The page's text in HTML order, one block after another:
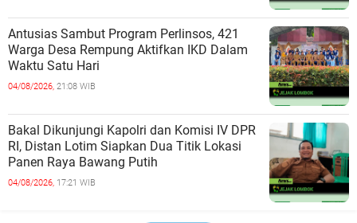
Antusias Sambut Program Perlinsos, 421
Warga Desa Rempung Aktifkan IKD Dalam
Waktu Satu Hari
04/08/2026, 21:08 WIB
Bakal Dikunjungi Kapolri dan Komisi IV DPR
RI, Distan Lotim Siapkan Dua Titik Lokasi
Panen Raya Bawang Putih
04/08/2026, 17:21 WIB